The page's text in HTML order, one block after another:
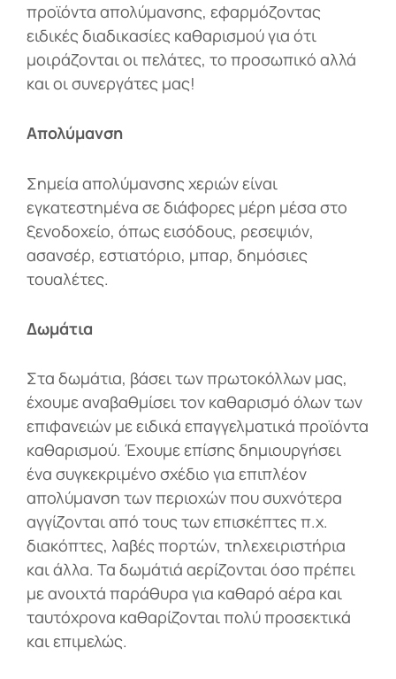
προϊόντα απολύμανσης, εφαρμόζοντας
ειδικές διαδικασίες καθαρισμού για ότι
μοιράζονται οι πελάτες, το προσωπικό αλλά
και οι συνεργάτες μας!
Απολύμανση
Σημεία απολύμανσης χεριών είναι
εγκατεστημένα σε διάφορες μέρη μέσα στο
ξενοδοχείο, όπως εισόδους, ρεσεψιόν,
ασανσέρ, εστιατόριo, μπαρ, δημόσιες
τουαλέτες.
Δωμάτια
Στα δωμάτια, βάσει των πρωτοκόλλων μας,
έχουμε αναβαθμίσει τον καθαρισμό όλων των
επιφανειών με ειδικά επαγγελματικά προϊόντα
καθαρισμού. Έχουμε επίσης δημιουργήσει
ένα συγκεκριμένο σχέδιο για επιπλέον
απολύμανση των περιοχών που συχνότερα
αγγίζονται από τους των επισκέπτες π.χ.
διακόπτες, λαβές πορτών, τηλεχειριστήρια
και άλλα. Τα δωμάτιά αερίζονται όσο πρέπει
με ανοιχτά παράθυρα για καθαρό αέρα και
ταυτόχρονα καθαρίζονται πολύ προσεκτικά
και επιμελώς.